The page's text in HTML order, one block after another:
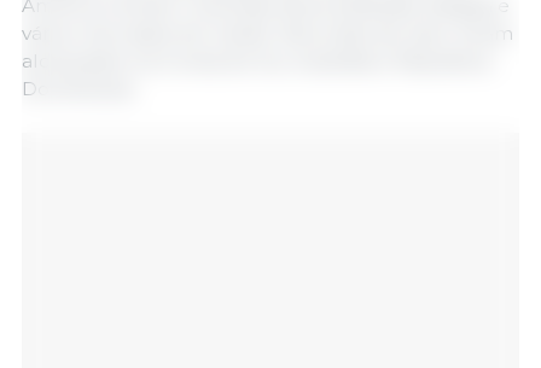
América Central, Colômbia, Nova Zelândia, Malásia e
vários mercados do Caribe. Recordes de valor foram
alcançados na Coreia do Sul, Austrália e República
Dominicana.